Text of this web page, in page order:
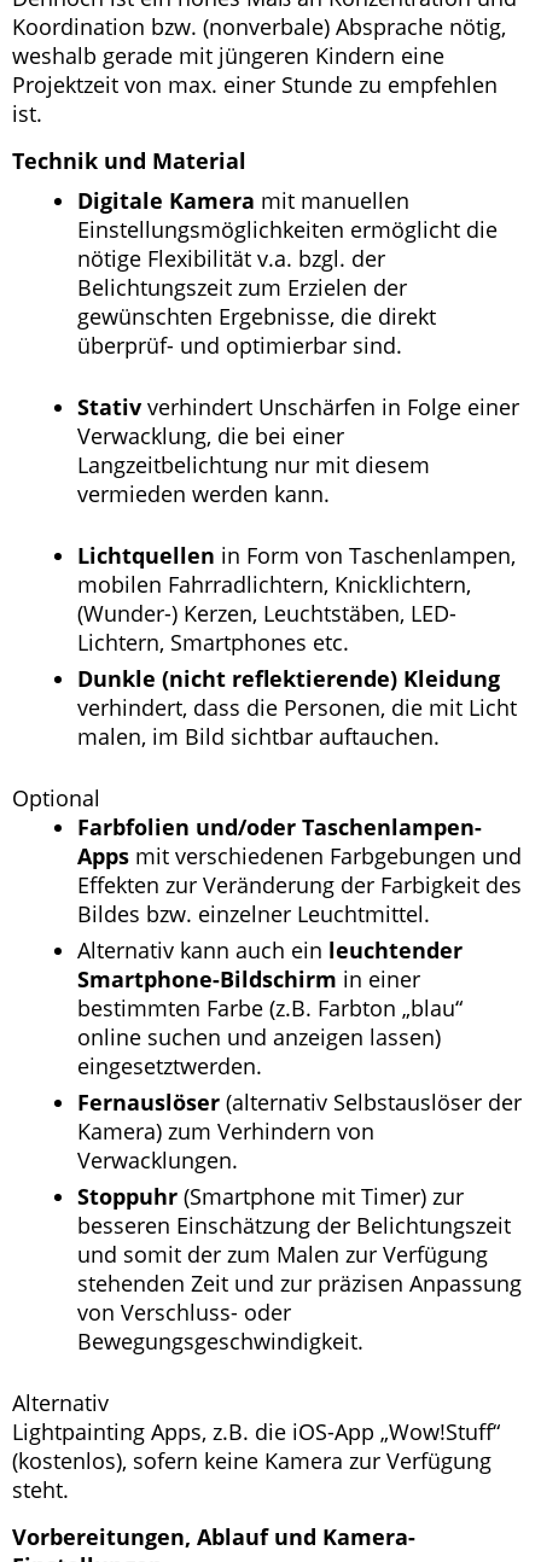
Koordination bzw. (nonverbale) Absprache nötig,
weshalb gerade mit jüngeren Kindern eine
Projektzeit von max. einer Stunde zu empfehlen
ist.
Technik und Material
Digitale Kamera mit manuellen
Einstellungsmöglichkeiten ermöglicht die
nötige Flexibilität v.a. bzgl. der
Belichtungszeit zum Erzielen der
gewünschten Ergebnisse, die direkt
überprüf- und optimierbar sind.
Stativ verhindert Unschärfen in Folge einer
Verwacklung, die bei einer
Langzeitbelichtung nur mit diesem
vermieden werden kann.
Lichtquellen in Form von Taschenlampen,
mobilen Fahrradlichtern, Knicklichtern,
(Wunder-) Kerzen, Leuchtstäben, LED-
Lichtern, Smartphones etc.
Dunkle (nicht reflektierende) Kleidung
verhindert, dass die Personen, die mit Licht
malen, im Bild sichtbar auftauchen.
Optional
Farbfolien und/oder Taschenlampen-
Apps mit verschiedenen Farbgebungen und
Effekten zur Veränderung der Farbigkeit des
Bildes bzw. einzelner Leuchtmittel.
Alternativ kann auch ein leuchtender
Smartphone-Bildschirm in einer
bestimmten Farbe (z.B. Farbton „blau“
online suchen und anzeigen lassen)
eingesetztwerden.
Fernauslöser (alternativ Selbstauslöser der
Kamera) zum Verhindern von
Verwacklungen.
Stoppuhr (Smartphone mit Timer) zur
besseren Einschätzung der Belichtungszeit
und somit der zum Malen zur Verfügung
stehenden Zeit und zur präzisen Anpassung
von Verschluss- oder
Bewegungsgeschwindigkeit.
Alternativ
Lightpainting Apps, z.B. die iOS-App „Wow!Stuff“
(kostenlos), sofern keine Kamera zur Verfügung
steht.
Vorbereitungen, Ablauf und Kamera-